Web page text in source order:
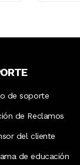
de soporte
de Reclamos
del cliente
de educación